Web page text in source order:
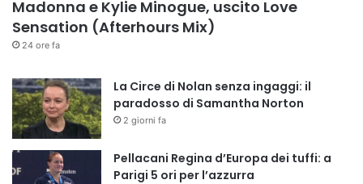
Madonna e Kylie Minogue, uscito Love
Sensation (Afterhours Mix)
24 ore fa
La Circe di Nolan senza ingaggi: il
paradosso di Samantha Norton
2 giorni fa
Pellacani Regina d’Europa dei tuffi: a
Parigi 5 ori per l’azzurra